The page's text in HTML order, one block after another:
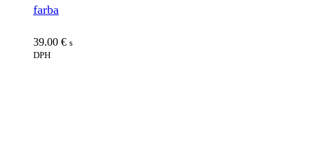
farba
39.00 € s
DPH